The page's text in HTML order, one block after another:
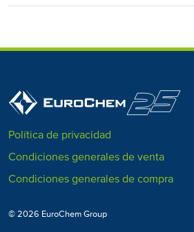
Política de privacidad
Condiciones generales de venta
Condiciones generales de compra
© 2026 EuroChem Group